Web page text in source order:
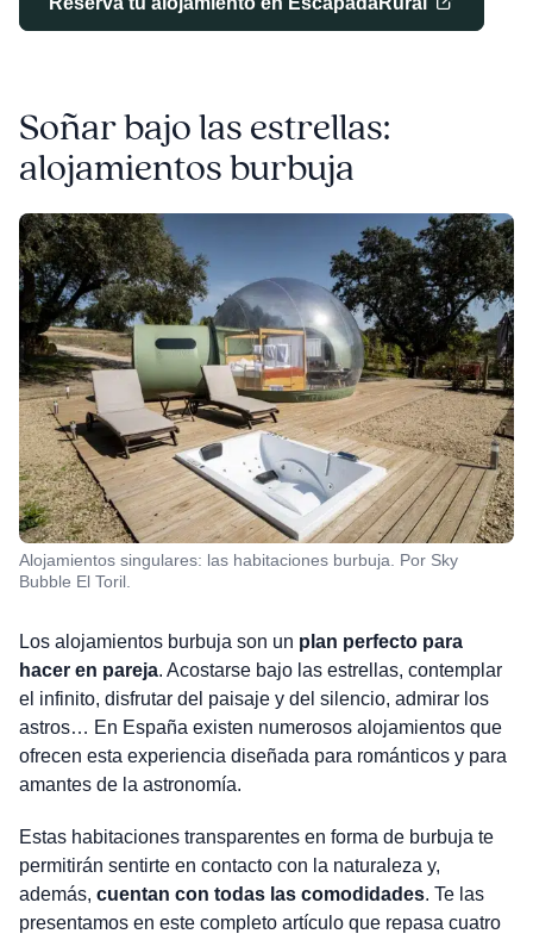
Soñar bajo las estrellas:
alojamientos burbuja
Alojamientos singulares: las habitaciones burbuja. Por Sky
Bubble El Toril.
Los alojamientos burbuja son un plan perfecto para
hacer en pareja. Acostarse bajo las estrellas, contemplar
el infinito, disfrutar del paisaje y del silencio, admirar los
astros… En España existen numerosos alojamientos que
ofrecen esta experiencia diseñada para románticos y para
amantes de la astronomía.
Estas habitaciones transparentes en forma de burbuja te
permitirán sentirte en contacto con la naturaleza y,
además, cuentan con todas las comodidades. Te las
presentamos en este completo artículo que repasa cuatro